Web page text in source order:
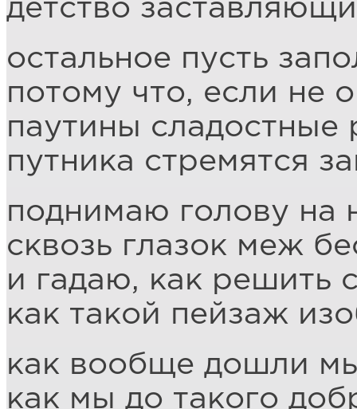
детство
остальное пусть
потому что, если не
паутины
путника стремятся
поднимаю голову на
сквозь глазок меж
и гадаю, как решить
как такой пейзаж
как вообще дошли
как мы до такого